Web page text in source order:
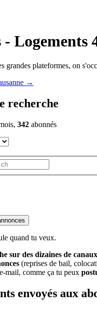
- Logements
grandes plateformes, on
→
recherche
342 abonnés
quand tu veux.
sur des dizaines de
(reprises de bail,
mail, comme ça tu peux
envoyés aux